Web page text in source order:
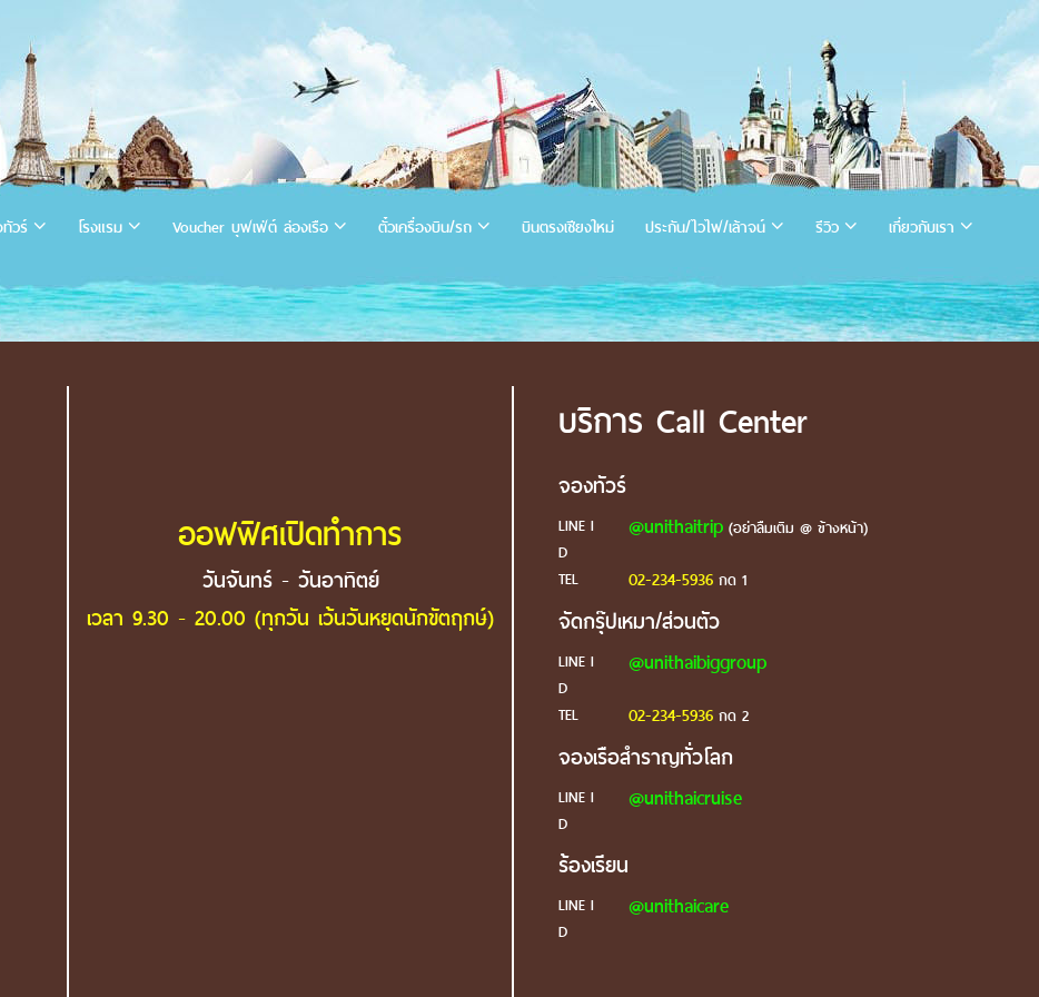
วร์ โรงแรม Voucher บุฟเฟ่ต์ ล่องเรือ ตั๋วเครื่องบิน/รถ บินตรงเชียงใหม่ ประกัน/ไวไฟ/เล้าจน์ รีวิว เกี่ยวกับเรา
ออฟฟิศเปิดทำการ
วันจันทร์ - วันอาทิตย์
เวลา 9.30 - 20.00 (ทุกวัน เว้นวันหยุดนักขัตฤกษ์)
บริการ Call Center
จองทัวร์
LINE I
D
@unithaitrip(อย่าลืมเติม @ ข้างหน้า)
TEL 02-234-5936กด 1
จัดกรุ๊ปเหมา/ส่วนตัว
LINE I
D
@unithaibiggroup
TEL 02-234-5936กด 2
จองเรือสำราญทั่วโลก
LINE I
D
@unithaicruise
ร้องเรียน
LINE I
D
@unithaicare